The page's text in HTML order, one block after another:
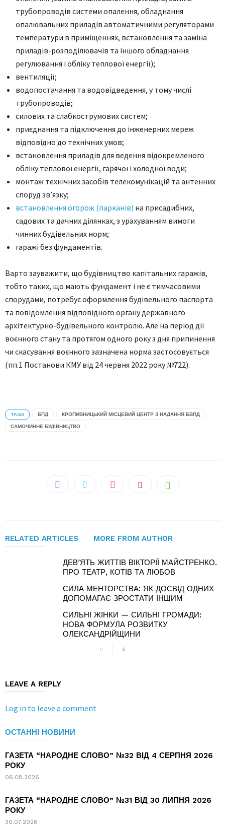
трубопроводів системи опалення, обладнання
опалювальних приладів автоматичними регуляторами
температури в приміщеннях, встановлення та заміна
приладів-розподілювачів та іншого обладнання
регулювання і обліку теплової енергії);
вентиляції;
водопостачання та водовідведення, у тому числі
трубопроводів;
силових та слабкострумових систем;
приєднання та підключення до інженерних мереж
відповідно до технічних умов;
встановлення приладів для ведення відокремленого
обліку теплової енергії, гарячої і холодної води;
монтаж технічних засобів телекомунікацій та антенних
споруд зв’язку;
встановлення огорож (парканів) на присадибних,
садових та дачних ділянках, з урахуванням вимоги
чинних будівельних норм;
гаражі без фундаментів.
Варто зауважити, що будівництво капітальних гаражів,
тобто таких, що мають фундамент і не є тимчасовими
спорудами, потребує оформлення будівельного паспорта
та повідомлення відповідного органу державного
архітектурно-будівельного контролю. Але на період дії
воєнного стану та протягом одного року з дня припинення
чи скасування воєнного зазначена норма застосовується
(пп.1 Постанови КМУ від 24 червня 2022 року №722).
TAGS БПД КРОПИВНИЦЬКИЙ МІСЦЕВИЙ ЦЕНТР З НАДАННЯ БВПД
САМОЧИННЕ БУДІВНИЦТВО
RELATED ARTICLES MORE FROM AUTHOR
ДЕВ’ЯТЬ ЖИТТІВ ВІКТОРІЇ МАЙСТРЕНКО.
ПРО ТЕАТР, КОТІВ ТА ЛЮБОВ
СИЛА МЕНТОРСТВА: ЯК ДОСВІД ОДНИХ
ДОПОМАГАЄ ЗРОСТАТИ ІНШИМ
СИЛЬНІ ЖІНКИ — СИЛЬНІ ГРОМАДИ:
НОВА ФОРМУЛА РОЗВИТКУ
ОЛЕКСАНДРІЙЩИНИ
LEAVE A REPLY
Log in to leave a comment
ОСТАННІ НОВИНИ
ГАЗЕТА “НАРОДНЕ СЛОВО” №32 ВІД 4 СЕРПНЯ 2026
РОКУ
06.08.2026
ГАЗЕТА “НАРОДНЕ СЛОВО” №31 ВІД 30 ЛИПНЯ 2026
РОКУ
30.07.2026